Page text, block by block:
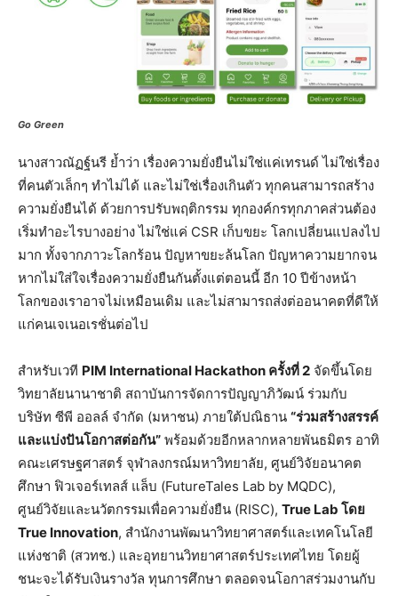
Go Green
นางสาวณัฏฐ์นรี ย้ำว่า เรื่องความยั่งยืนไม่ใช่แค่เทรนด์ ไม่ใช่เรื่อง
ที่คนตัวเล็กๆ ทำไม่ได้ และไม่ใช่เรื่องเกินตัว ทุกคนสามารถสร้าง
ความยั่งยืนได้ ด้วยการปรับพฤติกรรม ทุกองค์กรทุกภาคส่วนต้อง
เริ่มทำอะไรบางอย่าง ไม่ใช่แค่ CSR เก็บขยะ โลกเปลี่ยนแปลงไป
มาก ทั้งจากภาวะโลกร้อน ปัญหาขยะล้นโลก ปัญหาความยากจน
หากไม่ใส่ใจเรื่องความยั่งยืนกันตั้งแต่ตอนนี้ อีก 10 ปีข้างหน้า
โลกของเราอาจไม่เหมือนเดิม และไม่สามารถส่งต่ออนาคตที่ดีให้
แก่คนเจเนอเรชั่นต่อไป
สำหรับเวที PIM International Hackathon ครั้งที่ 2 จัดขึ้นโดย
วิทยาลัยนานาชาติ สถาบันการจัดการปัญญาภิวัฒน์ ร่วมกับ
บริษัท ซีพี ออลล์ จำกัด (มหาชน) ภายใต้ปณิธาน “ร่วมสร้างสรรค์
และแบ่งปันโอกาสต่อกัน” พร้อมด้วยอีกหลากหลายพันธมิตร อาทิ
คณะเศรษฐศาสตร์ จุฬาลงกรณ์มหาวิทยาลัย, ศูนย์วิจัยอนาคต
ศึกษา ฟิวเจอร์เทลส์ แล็บ (FutureTales Lab by MQDC),
ศูนย์วิจัยและนวัตกรรมเพื่อความยั่งยืน (RISC), True Lab โดย
True Innovation, สำนักงานพัฒนาวิทยาศาสตร์และเทคโนโลยี
แห่งชาติ (สวทช.) และอุทยานวิทยาศาสตร์ประเทศไทย โดยผู้
ชนะจะได้รับเงินรางวัล ทุนการศึกษา ตลอดจนโอกาสร่วมงานกับ